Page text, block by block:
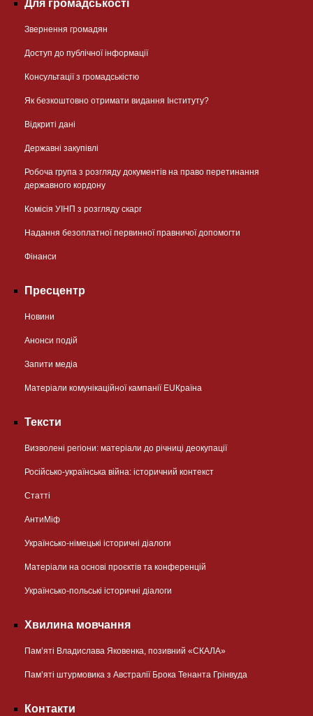
Для громадськості
Звернення громадян
Доступ до публічної інформації
Консультації з громадськістю
Як безкоштовно отримати видання Інституту?
Відкриті дані
Державні закупівлі
Робоча група з розгляду документів на право перетинання
державного кордону
Комісія УІНП з розгляду скарг
Надання безоплатної первинної правничої допомогти
Фінанси
Пресцентр
Новини
Анонси подій
Запити медіа
Матеріали комунікаційної кампанії EUКраїна
Тексти
Визволені регіони: матеріали до річниці деокупації
Російсько-українська війна: історичний контекст
Статті
АнтиМіф
Українсько-німецькі історичні діалоги
Матеріали на основі проєктів та конференцій
Українсько-польські історичні діалоги
Хвилина мовчання
Пам’яті Владислава Яковенка, позивний «СКАЛА»
Пам’яті штурмовика з Австралії Брока Тенанта Грінвуда
Контакти